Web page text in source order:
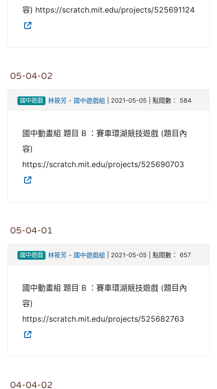
容) https://scratch.mit.edu/projects/525691124
05-04-02
國中遊戲 林筱芳 - 國中遊戲組 | 2021-05-05 | 點閱數： 584
國中動畫組 題目 B ：賽車環湖競技遊戲 (題目內
容)
https://scratch.mit.edu/projects/525690703
05-04-01
國中遊戲 林筱芳 - 國中遊戲組 | 2021-05-05 | 點閱數： 657
國中動畫組 題目 B ：賽車環湖競技遊戲 (題目內
容)
https://scratch.mit.edu/projects/525682763
04-04-02